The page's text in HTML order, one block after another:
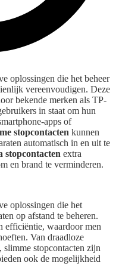
oplossingen die het beheer
vereenvoudigen. Deze
bekende merken als TP-
in staat om hun
apps of
stopcontacten kunnen
automatisch in en uit te
stopcontacten extra
en brand te verminderen.
oplossingen die het
op afstand te beheren.
efficiëntie, waardoor men
Van draadloze
stopcontacten zijn
ook de mogelijkheid